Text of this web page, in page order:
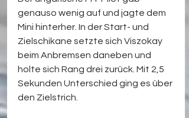
genauso wenig auf und jagte dem
Mini hinterher. In der Start- und
Zielschikane setzte sich Viszokay
beim Anbremsen daneben und
holte sich Rang drei zurück. Mit 2,5
Sekunden Unterschied ging es über
den Zielstrich.